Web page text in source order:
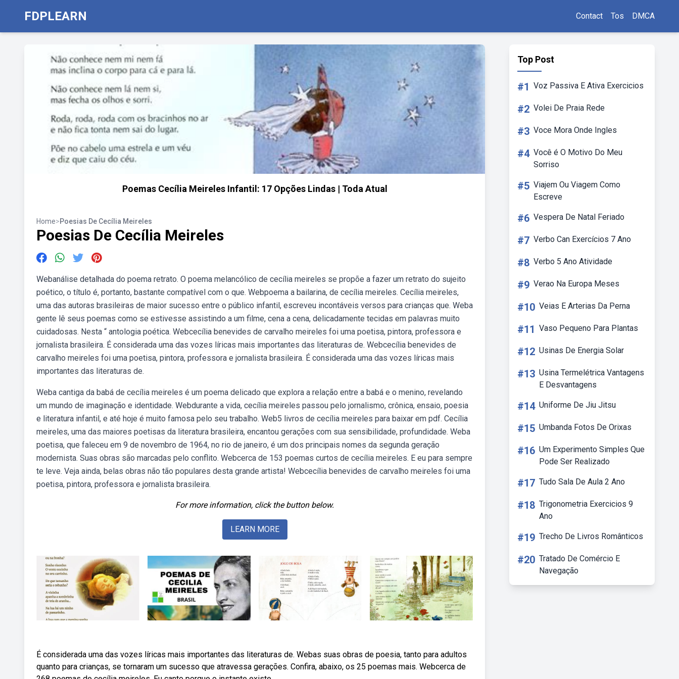
FDPLEARN Contact Tos DMCA
Poemas Cecília Meireles Infantil: 17 Opções Lindas | Toda Atual
Home>Poesias De Cecília Meireles
Poesias De Cecília Meireles
Webanálise detalhada do poema retrato. O poema melancólico de cecília meireles se propõe a fazer um retrato do sujeito
poético, o título é, portanto, bastante compatível com o que. Webpoema a bailarina, de cecília meireles. Cecília meireles,
uma das autoras brasileiras de maior sucesso entre o público infantil, escreveu incontáveis versos para crianças que. Weba
gente lê seus poemas como se estivesse assistindo a um filme, cena a cena, delicadamente tecidas em palavras muito
cuidadosas. Nesta “ antologia poética. Webcecília benevides de carvalho meireles foi uma poetisa, pintora, professora e
jornalista brasileira. É considerada uma das vozes líricas mais importantes das literaturas de. Webcecília benevides de
carvalho meireles foi uma poetisa, pintora, professora e jornalista brasileira. É considerada uma das vozes líricas mais
importantes das literaturas de.
Weba cantiga da babá de cecília meireles é um poema delicado que explora a relação entre a babá e o menino, revelando
um mundo de imaginação e identidade. Webdurante a vida, cecília meireles passou pelo jornalismo, crônica, ensaio, poesia
e literatura infantil, e até hoje é muito famosa pelo seu trabalho. Web5 livros de cecília meireles para baixar em pdf. Cecília
meireles, uma das maiores poetisas da literatura brasileira, encantou gerações com sua sensibilidade, profundidade. Weba
poetisa, que faleceu em 9 de novembro de 1964, no rio de janeiro, é um dos principais nomes da segunda geração
modernista. Suas obras são marcadas pelo conflito. Webcerca de 153 poemas curtos de cecília meireles. E eu para sempre
te leve. Veja ainda, belas obras não tão populares desta grande artista! Webcecília benevides de carvalho meireles foi uma
poetisa, pintora, professora e jornalista brasileira.
For more information, click the button below.
LEARN MORE
É considerada uma das vozes líricas mais importantes das literaturas de. Webas suas obras de poesia, tanto para adultos
quanto para crianças, se tornaram um sucesso que atravessa gerações. Confira, abaixo, os 25 poemas mais. Webcerca de
Top Post
#1 Voz Passiva E Ativa Exercicios
#2 Volei De Praia Rede
#3 Voce Mora Onde Ingles
#4 Você é O Motivo Do Meu
Sorriso
#5 Viajem Ou Viagem Como
Escreve
#6 Vespera De Natal Feriado
#7 Verbo Can Exercícios 7 Ano
#8 Verbo 5 Ano Atividade
#9 Verao Na Europa Meses
#10 Veias E Arterias Da Perna
#11 Vaso Pequeno Para Plantas
#12 Usinas De Energia Solar
#13 Usina Termelétrica Vantagens
E Desvantagens
#14 Uniforme De Jiu Jitsu
#15 Umbanda Fotos De Orixas
#16 Um Experimento Simples Que
Pode Ser Realizado
#17 Tudo Sala De Aula 2 Ano
#18 Trigonometria Exercicios 9
Ano
#19 Trecho De Livros Românticos
#20 Tratado De Comércio E
Navegação